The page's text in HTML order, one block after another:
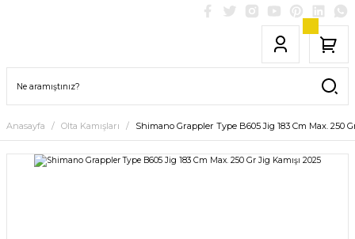
Anasayfa Olta Kamışları Shimano Grappler Type B605 Jig 183 Cm Max. 250